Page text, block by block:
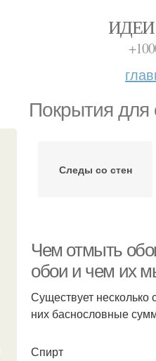
Покрытия для
Следы со стен
Чем отмыть
обои и чем их
Существует несколько
них баснословные
Спирт